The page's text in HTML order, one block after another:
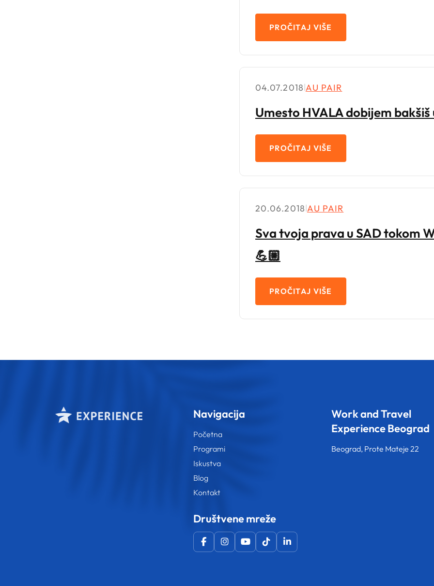
PROČITAJ VIŠE
04.07.2018 |AU PAIR
Umesto HVALA dobijem bakšiš
PROČITAJ VIŠE
20.06.2018 |AU PAIR
Sva tvoja prava u SAD tokom
💪🏼
PROČITAJ VIŠE
Navigacija
Početna
Programi
Iskustva
Blog
Kontakt
Društvene mreže
Work and Travel
Experience Beograd
Beograd, Prote Mateje 22